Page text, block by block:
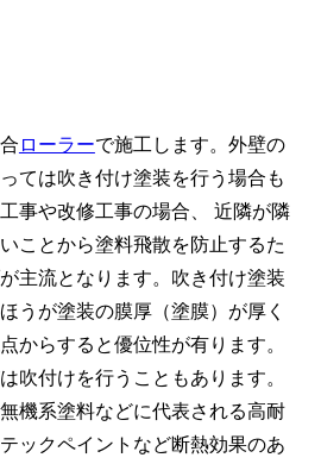
ローラーで施工します。外壁の
ては吹き付け塗装を行う場合も
事や改修工事の場合、 近隣が隣
ことから塗料飛散を防止するた
主流となります。吹き付け塗装
うが塗装の膜厚（塗膜）が厚く
からすると優位性が有ります。
吹付けを行うこともあります。
機系塗料などに代表される高耐
ックペイントなど断熱効果のあ